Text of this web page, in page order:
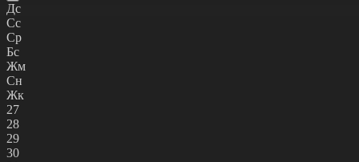
Дс
Сс
Ср
Бс
Жм
Сн
Жк
27
28
29
30